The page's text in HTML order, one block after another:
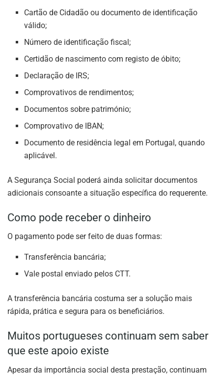
Cartão de Cidadão ou documento de identificação
válido;
Número de identificação fiscal;
Certidão de nascimento com registo de óbito;
Declaração de IRS;
Comprovativos de rendimentos;
Documentos sobre património;
Comprovativo de IBAN;
Documento de residência legal em Portugal, quando
aplicável.
A Segurança Social poderá ainda solicitar documentos
adicionais consoante a situação específica do requerente.
Como pode receber o dinheiro
O pagamento pode ser feito de duas formas:
Transferência bancária;
Vale postal enviado pelos CTT.
A transferência bancária costuma ser a solução mais
rápida, prática e segura para os beneficiários.
Muitos portugueses continuam sem saber
que este apoio existe
Apesar da importância social desta prestação, continuam